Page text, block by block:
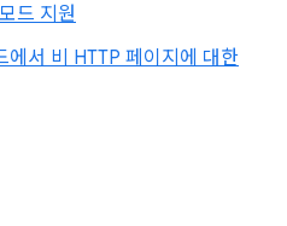
드 지원
에서 비 HTTP 페이지에 대한